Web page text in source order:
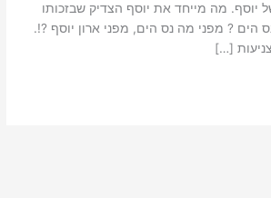
יוסף. מה מייחד את יוסף הצדיק שבזכותו
הים ? מפני מה נס הים, מפני ארון יוסף ?!.
[…]